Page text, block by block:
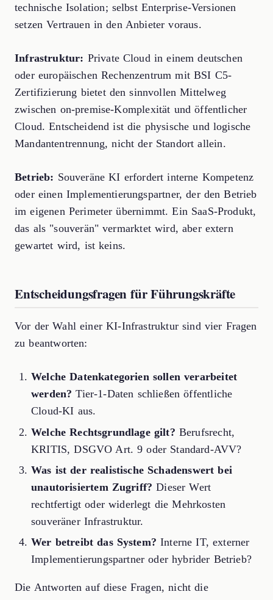
technische Isolation; selbst Enterprise-Versionen
setzen Vertrauen in den Anbieter voraus.
Infrastruktur: Private Cloud in einem deutschen
oder europäischen Rechenzentrum mit BSI C5-
Zertifizierung bietet den sinnvollen Mittelweg
zwischen on-premise-Komplexität und öffentlicher
Cloud. Entscheidend ist die physische und logische
Mandantentrennung, nicht der Standort allein.
Betrieb: Souveräne KI erfordert interne Kompetenz
oder einen Implementierungspartner, der den Betrieb
im eigenen Perimeter übernimmt. Ein SaaS-Produkt,
das als "souverän" vermarktet wird, aber extern
gewartet wird, ist keins.
Entscheidungsfragen für Führungskräfte
Vor der Wahl einer KI-Infrastruktur sind vier Fragen
zu beantworten:
Welche Datenkategorien sollen verarbeitet
werden? Tier-1-Daten schließen öffentliche
Cloud-KI aus.
Welche Rechtsgrundlage gilt? Berufsrecht,
KRITIS, DSGVO Art. 9 oder Standard-AVV?
Was ist der realistische Schadenswert bei
unautorisiertem Zugriff? Dieser Wert
rechtfertigt oder widerlegt die Mehrkosten
souveräner Infrastruktur.
Wer betreibt das System? Interne IT, externer
Implementierungspartner oder hybrider Betrieb?
Die Antworten auf diese Fragen, nicht die